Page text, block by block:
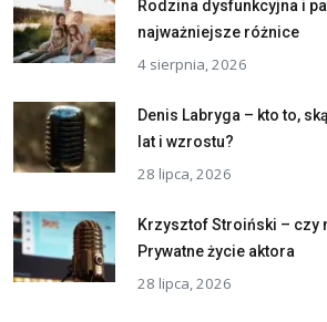
Rodzina dysfunkcyjna i
najważniejsze różnice
4 sierpnia, 2026
Denis Labryga – kto to,
lat i wzrostu?
28 lipca, 2026
Krzysztof Stroiński – czy
Prywatne życie aktora
28 lipca, 2026